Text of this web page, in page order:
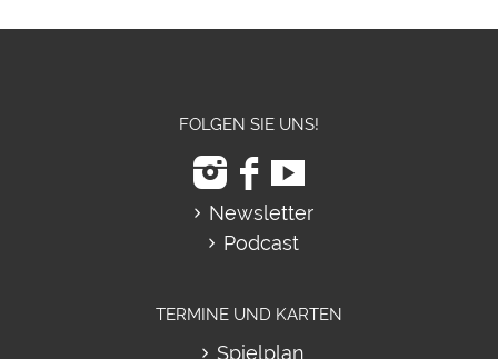
FOLGEN SIE UNS!
Newsletter
Podcast
TERMINE UND KARTEN
Spielplan